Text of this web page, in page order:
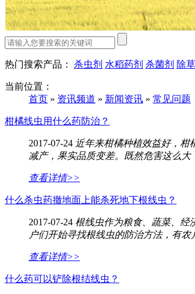
热门搜索产品： 杀虫剂 水稻药剂 杀菌剂 除
当前位置：
首页 » 资讯频道 » 新闻资讯 » 常见问题
柑橘线虫用什么药防治？
2017-07-24 近年来柑橘种植效益好，柑
减产，果实品质变差。既然危害这么
查看详情>>
什么杀虫药撤地面上能杀死地下根线虫？
2017-07-24 根线虫作为粮食、蔬菜、经
户们开始寻找根线虫的防治方法，有
查看详情>>
什么药可以铲除根结线虫？